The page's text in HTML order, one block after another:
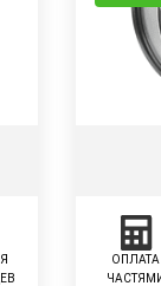
ОПЛАТА